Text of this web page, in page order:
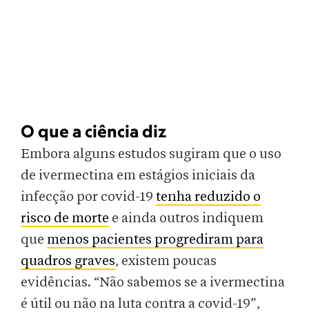
O que a ciência diz
Embora alguns estudos sugiram que o uso
de ivermectina em estágios iniciais da
infecção por covid-19 tenha reduzido o
risco de morte e ainda outros indiquem
que menos pacientes progrediram para
quadros graves, existem poucas
evidências. “Não sabemos se a ivermectina
é útil ou não na luta contra a covid-19”,